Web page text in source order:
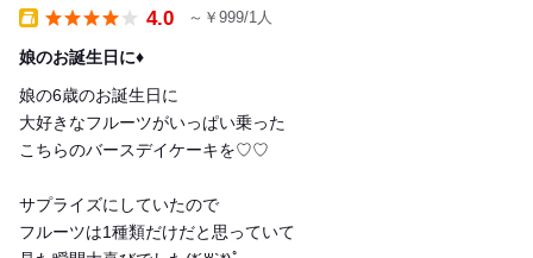
4.0 ～￥999/1人
娘のお誕生日に♦
娘の6歳のお誕生日に
大好きなフルーツがいっぱい乗った
こちらのバースデイケーキを♡♡
サプライズにしていたので
フルーツは1種類だけだと思っていて